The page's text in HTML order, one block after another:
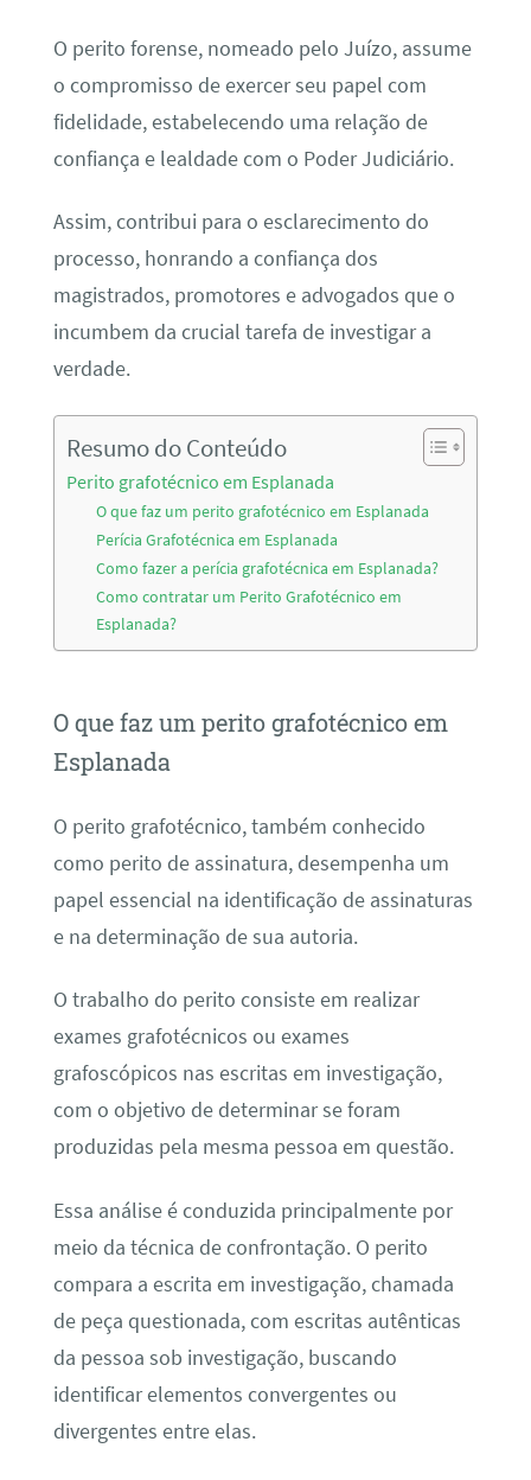
O perito forense, nomeado pelo Juízo, assume
o compromisso de exercer seu papel com
fidelidade, estabelecendo uma relação de
confiança e lealdade com o Poder Judiciário.
Assim, contribui para o esclarecimento do
processo, honrando a confiança dos
magistrados, promotores e advogados que o
incumbem da crucial tarefa de investigar a
verdade.
Resumo do Conteúdo
Perito grafotécnico em Esplanada
O que faz um perito grafotécnico em Esplanada
Perícia Grafotécnica em Esplanada
Como fazer a perícia grafotécnica em Esplanada?
Como contratar um Perito Grafotécnico em
Esplanada?
O que faz um perito grafotécnico em
Esplanada
O perito grafotécnico, também conhecido
como perito de assinatura, desempenha um
papel essencial na identificação de assinaturas
e na determinação de sua autoria.
O trabalho do perito consiste em realizar
exames grafotécnicos ou exames
grafoscópicos nas escritas em investigação,
com o objetivo de determinar se foram
produzidas pela mesma pessoa em questão.
Essa análise é conduzida principalmente por
meio da técnica de confrontação. O perito
compara a escrita em investigação, chamada
de peça questionada, com escritas autênticas
da pessoa sob investigação, buscando
identificar elementos convergentes ou
divergentes entre elas.